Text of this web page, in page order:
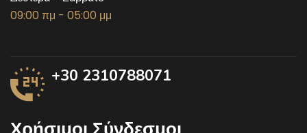
09:00 πμ - 05:00 μμ
+30 2310788071